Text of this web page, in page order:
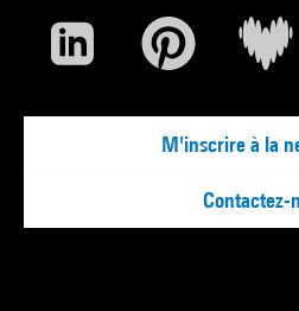
M'inscrire à la
Contactez-